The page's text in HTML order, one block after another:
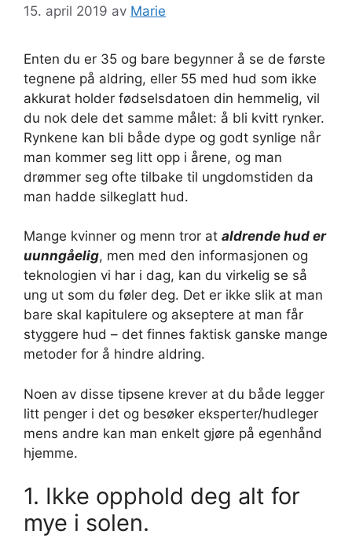
15. april 2019 av Marie
Enten du er 35 og bare begynner å se de første
tegnene på aldring, eller 55 med hud som ikke
akkurat holder fødselsdatoen din hemmelig, vil
du nok dele det samme målet: å bli kvitt rynker.
Rynkene kan bli både dype og godt synlige når
man kommer seg litt opp i årene, og man
drømmer seg ofte tilbake til ungdomstiden da
man hadde silkeglatt hud.
Mange kvinner og menn tror at aldrende hud er
uunngåelig, men med den informasjonen og
teknologien vi har i dag, kan du virkelig se så
ung ut som du føler deg. Det er ikke slik at man
bare skal kapitulere og akseptere at man får
styggere hud – det finnes faktisk ganske mange
metoder for å hindre aldring.
Noen av disse tipsene krever at du både legger
litt penger i det og besøker eksperter/hudleger
mens andre kan man enkelt gjøre på egenhånd
hjemme.
1. Ikke opphold deg alt for
mye i solen.